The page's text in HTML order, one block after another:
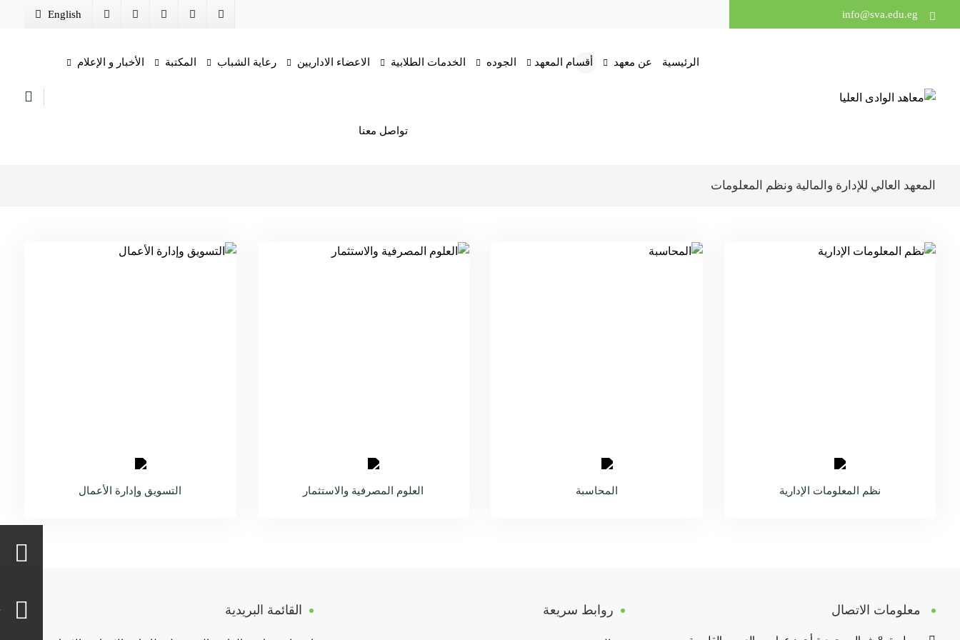
English
الرئيسية عن معهد أقسام المعهد الجوده الخدمات الطلابية الاعضاء الاداريين رعاية الشباب المكتبة الأخبار و الإعلام
تواصل معنا
المعهد العالي للإدارة والمالية ونظم المعلومات
نظم المعلومات الإدارية المحاسبة العلوم المصرفية والاستثمار التسويق وإدارة الأعمال
معلومات الاتصال روابط سريعة القائمة البريدية